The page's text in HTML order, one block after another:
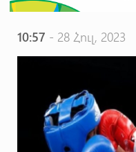
10:57 - 28 Հուլ, 2023